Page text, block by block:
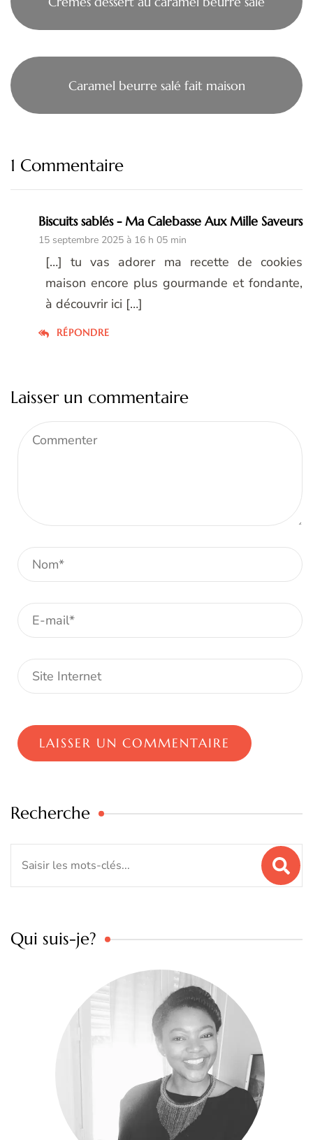
Caramel beurre salé fait maison
1 Commentaire
Biscuits sablés - Ma Calebasse Aux Mille Saveurs
15 septembre 2025 à 16 h 05 min
RÉPONDRE
[…] tu vas adorer ma recette de cookies
maison encore plus gourmande et fondante,
à découvrir ici […]
Laisser un commentaire
Recherche
Qui suis-je?